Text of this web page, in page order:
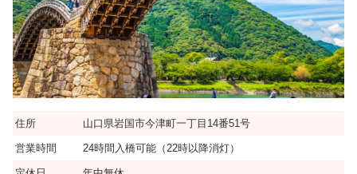
住所 山口県岩国市今津町一丁目14番51号
営業時間 24時間入橋可能（22時以降消灯）